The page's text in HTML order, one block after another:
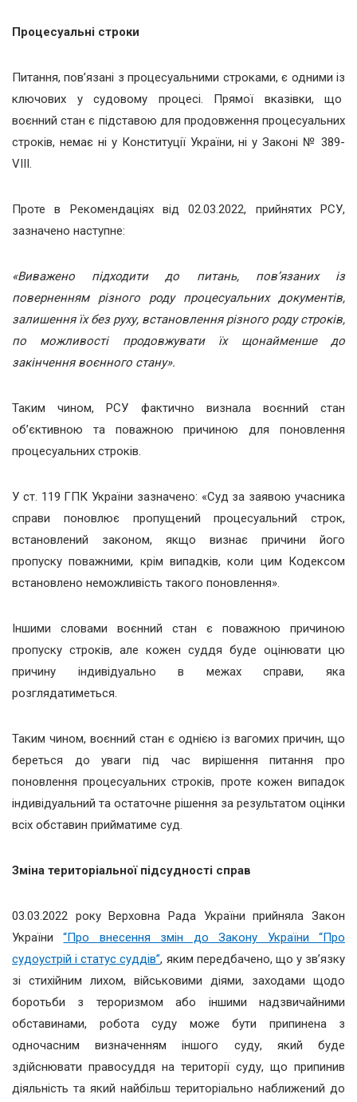
Процесуальні строки
Питання, пов’язані з процесуальними строками, є одними із
ключових у судовому процесі. Прямої вказівки, що
воєнний стан є підставою для продовження процесуальних
строків, немає ні у Конституції України, ні у Законі № 389-
VIII.
Проте в Рекомендаціях від 02.03.2022, прийнятих РСУ,
зазначено наступне:
«Виважено підходити до питань, пов’язаних із
поверненням різного роду процесуальних документів,
залишення їх без руху, встановлення різного роду строків,
по можливості продовжувати їх щонайменше до
закінчення воєнного стану».
Таким чином, РСУ фактично визнала воєнний стан
об’єктивною та поважною причиною для поновлення
процесуальних строків.
У ст. 119 ГПК України зазначено: «Суд за заявою учасника
справи поновлює пропущений процесуальний строк,
встановлений законом, якщо визнає причини його
пропуску поважними, крім випадків, коли цим Кодексом
встановлено неможливість такого поновлення».
Іншими словами воєнний стан є поважною причиною
пропуску строків, але кожен суддя буде оцінювати цю
причину індивідуально в межах справи, яка
розглядатиметься.
Таким чином, воєнний стан є однією із вагомих причин, що
береться до уваги під час вирішення питання про
поновлення процесуальних строків, проте кожен випадок
індивідуальний та остаточне рішення за результатом оцінки
всіх обставин прийматиме суд.
Зміна територіальної підсудності справ
03.03.2022 року Верховна Рада України прийняла Закон
України“Про внесення змін до Закону України “Про
судоустрій і статус суддів”, яким передбачено, що у зв’язку
зі стихійним лихом, військовими діями, заходами щодо
боротьби з тероризмом або іншими надзвичайними
обставинами, робота суду може бути припинена з
одночасним визначенням іншого суду, який буде
здійснювати правосуддя на території суду, що припинив
діяльність та який найбільш територіально наближений до